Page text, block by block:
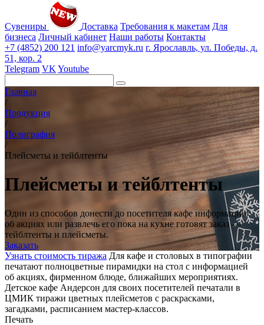
Сувениры Доставка Требования к макетам Для
бизнеса Личный кабинет Наши работы Контакты
+7 (4852) 200 121 info@yarcmyk.ru г. Ярославль, ул. Победы, д.
51, кор. 2
Telegram VK Youtube
Главная
/
Продукция
/
Полиграфия
/
Плейсметы и тейблтенты
Плейсметы и тейблтенты
Один из способов донести до посетителя кафе информацию
об акциях или развлечь его пока на кухне готовят заказ —
тейблтенты и плейсметы.
Заказать
Узнать стоимость тиража Для кафе и столовых в типографии
печатают полноцветные пирамидки на стол с информацией
об акциях, фирменном блюде, ближайших мероприятиях.
Детское кафе Андерсон для своих посетителей печатали в
ЦМИК тиражи цветных плейсметов с раскрасками,
загадками, расписанием мастер-классов.
Печать